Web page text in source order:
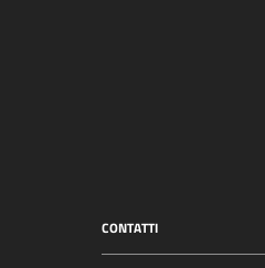
CONTATTI